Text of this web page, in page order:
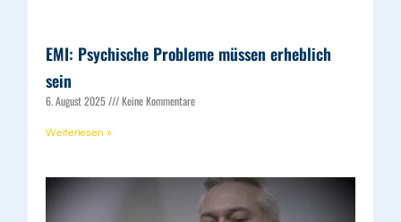
EMI: Psychische Probleme müssen erheblich
sein
6. August 2025 Keine Kommentare
Weiterlesen »